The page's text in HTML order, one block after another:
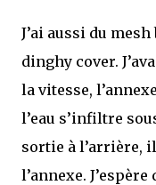
J’ai aussi du
dinghy cover.
la vitesse,
l’eau s’infiltre
sortie à l’arrière,
l’annexe.